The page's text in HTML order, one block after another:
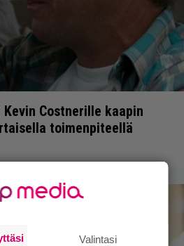
Costnerille kaapin
toimenpiteellä
Valintasi